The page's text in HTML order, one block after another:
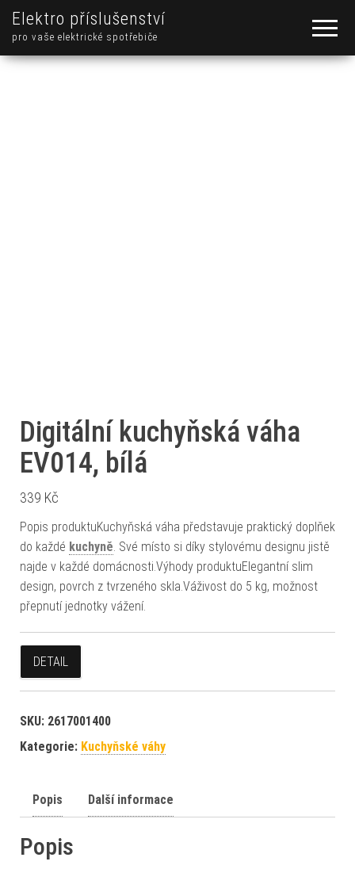
Elektro příslušenství
pro vaše elektrické spotřebiče
Digitální kuchyňská váha
EV014, bílá
339 Kč
Popis produktuKuchyňská váha představuje praktický doplňek
do každé kuchyně. Své místo si díky stylovému designu jistě
najde v každé domácnosti.Výhody produktuElegantní slim
design, povrch z tvrzeného skla.Váživost do 5 kg, možnost
přepnutí jednotky vážení.
DETAIL
SKU: 2617001400
Kategorie: Kuchyňské váhy
Popis Další informace
Popis